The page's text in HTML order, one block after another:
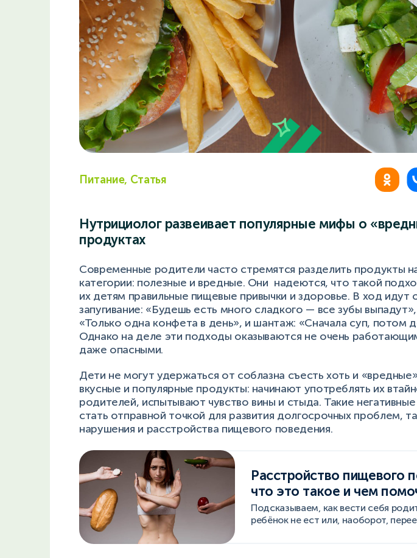
Питание, Статья
Нутрициолог развеивает популярные мифы о
продуктах
Современные родители часто стремятся разделить продукты
категории: полезные и вредные. Они надеются, что такой
их детям правильные пищевые привычки и здоровье. В ход идут
запугивание: «Будешь есть много сладкого — все зубы
«Только одна конфета в день», и шантаж: «Сначала суп, потом
Однако на деле эти подходы оказываются не очень
даже опасными.
Дети не могут удержаться от соблазна съесть хоть и
вкусные и популярные продукты: начинают употреблять их
родителей, испытывают чувство вины и стыда. Такие
стать отправной точкой для развития долгосрочных проблем,
нарушения и расстройства пищевого поведения.
Расстройство пищевого
что это такое и чем
Подсказываем, как вести себя
ребёнок не ест или, наоборот,